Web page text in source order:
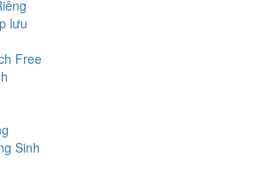
lưu
Free
Sinh